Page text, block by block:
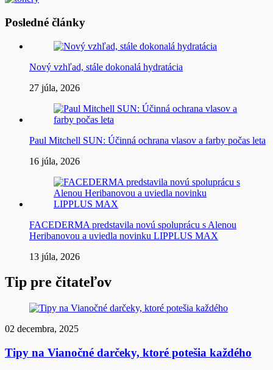
Posledné články
Nový vzhľad, stále dokonalá hydratácia
27 júla, 2026
Paul Mitchell SUN: Účinná ochrana vlasov a farby počas leta
16 júla, 2026
FACEDERMA predstavila novú spoluprácu s Alenou
Heribanovou a uviedla novinku LIPPLUS MAX
13 júla, 2026
Tip pre čitateľov
02 decembra, 2025
Tipy na Vianočné darčeky, ktoré potešia každého